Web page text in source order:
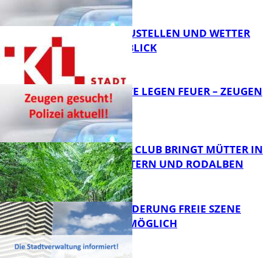
PARKEN, BAUSTELLEN UND WETTER
DIGITAL IM BLICK
FB News
UNBEKANNTE LEGEN FEUER – ZEUGEN
GESUCHT!
FB News
NEUER MOM CLUB BRINGT MÜTTER IN
KAISERSLAUTERN UND RODALBEN
ZUSAMMEN
PROJEKTFÖRDERUNG FREIE SZENE
WEITERHIN MÖGLICH